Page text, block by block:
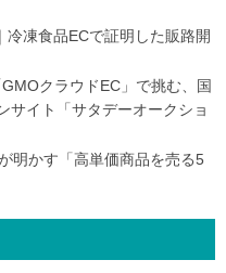
凍食品ECで証明した販路開
クラウドEC」で挑む、国
サイト「サタデーオークショ
明かす「高単価商品を売る5